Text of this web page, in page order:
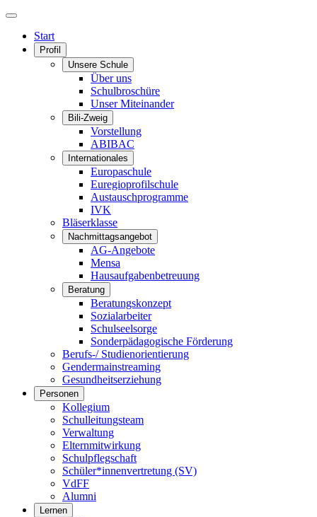
Start
Profil
Unsere Schule
Über uns
Schulbroschüre
Unser Miteinander
Bili-Zweig
Vorstellung
ABIBAC
Internationales
Europaschule
Euregioprofilschule
Austauschprogramme
IVK
Bläserklasse
Nachmittagsangebot
AG-Angebote
Mensa
Hausaufgabenbetreuung
Beratung
Beratungskonzept
Sozialarbeiter
Schulseelsorge
Sonderpädagogische Förderung
Berufs-/ Studienorientierung
Gendermainstreaming
Gesundheitserziehung
Personen
Kollegium
Schulleitungsteam
Verwaltung
Elternmitwirkung
Schulpflegschaft
Schüler*innenvertretung (SV)
VdFF
Alumni
Lernen